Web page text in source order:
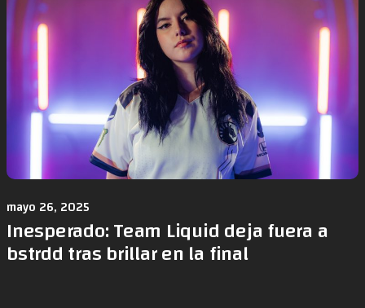
mayo 26, 2025
Inesperado: Team Liquid deja fuera a
bstrdd tras brillar en la final